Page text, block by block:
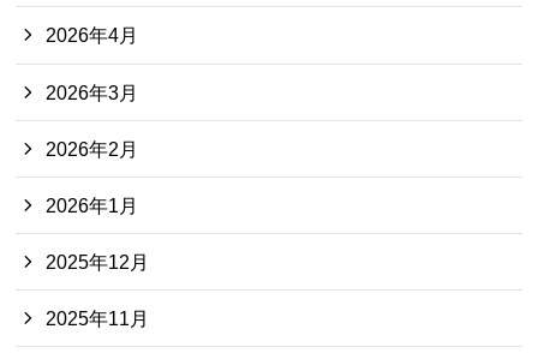
2026年4月
2026年3月
2026年2月
2026年1月
2025年12月
2025年11月